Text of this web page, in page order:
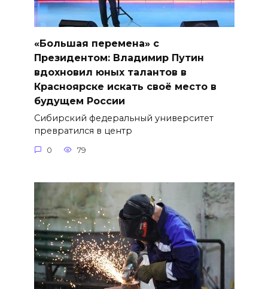
«Большая перемена» с
Президентом: Владимир Путин
вдохновил юных талантов в
Красноярске искать своё место в
будущем России
Сибирский федеральный университет
превратился в центр
0 79